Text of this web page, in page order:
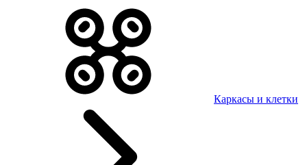
Каркасы и клетки